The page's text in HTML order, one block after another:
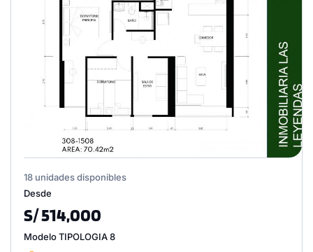
18 unidades disponibles
Desde
S/ 514,000
Modelo TIPOLOGIA 8